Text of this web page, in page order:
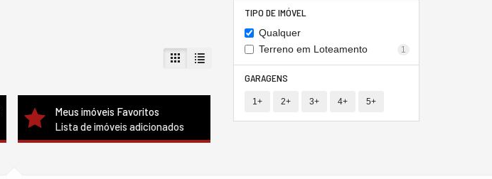
TIPO DE IMÓVEL
Qualquer
Terreno em Loteamento
1
GARAGENS
1+ 2+ 3+ 4+ 5+
Meus imóveis Favoritos
Lista de imóveis adicionados